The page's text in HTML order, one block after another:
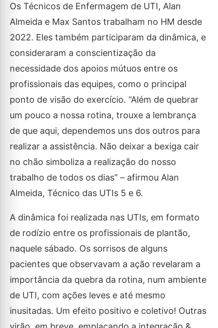
Os Técnicos de Enfermagem de UTI, Alan
Almeida e Max Santos trabalham no HM desde
2022. Eles também participaram da dinâmica, e
consideraram a conscientização da
necessidade dos apoios mútuos entre os
profissionais das equipes, como o principal
ponto de visão do exercício. “Além de quebrar
um pouco a nossa rotina, trouxe a lembrança
de que aqui, dependemos uns dos outros para
realizar a assistência. Não deixar a bexiga cair
no chão simboliza a realização do nosso
trabalho de todos os dias” – afirmou Alan
Almeida, Técnico das UTIs 5 e 6.
A dinâmica foi realizada nas UTIs, em formato
de rodízio entre os profissionais de plantão,
naquele sábado. Os sorrisos de alguns
pacientes que observavam a ação revelaram a
importância da quebra da rotina, num ambiente
de UTI, com ações leves e até mesmo
inusitadas. Um efeito positivo e coletivo! Outras